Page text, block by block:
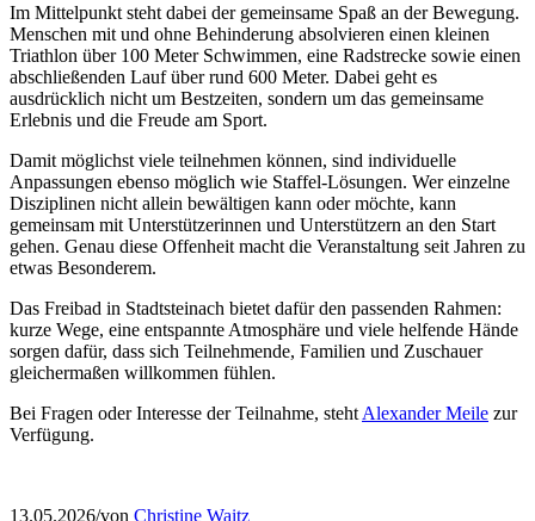
Im Mittelpunkt steht dabei der gemeinsame Spaß an der Bewegung.
Menschen mit und ohne Behinderung absolvieren einen kleinen
Triathlon über 100 Meter Schwimmen, eine Radstrecke sowie einen
abschließenden Lauf über rund 600 Meter. Dabei geht es
ausdrücklich nicht um Bestzeiten, sondern um das gemeinsame
Erlebnis und die Freude am Sport.
Damit möglichst viele teilnehmen können, sind individuelle
Anpassungen ebenso möglich wie Staffel-Lösungen. Wer einzelne
Disziplinen nicht allein bewältigen kann oder möchte, kann
gemeinsam mit Unterstützerinnen und Unterstützern an den Start
gehen. Genau diese Offenheit macht die Veranstaltung seit Jahren zu
etwas Besonderem.
Das Freibad in Stadtsteinach bietet dafür den passenden Rahmen:
kurze Wege, eine entspannte Atmosphäre und viele helfende Hände
sorgen dafür, dass sich Teilnehmende, Familien und Zuschauer
gleichermaßen willkommen fühlen.
Bei Fragen oder Interesse der Teilnahme, steht Alexander Meile zur
Verfügung.
13.05.2026/von Christine Waitz